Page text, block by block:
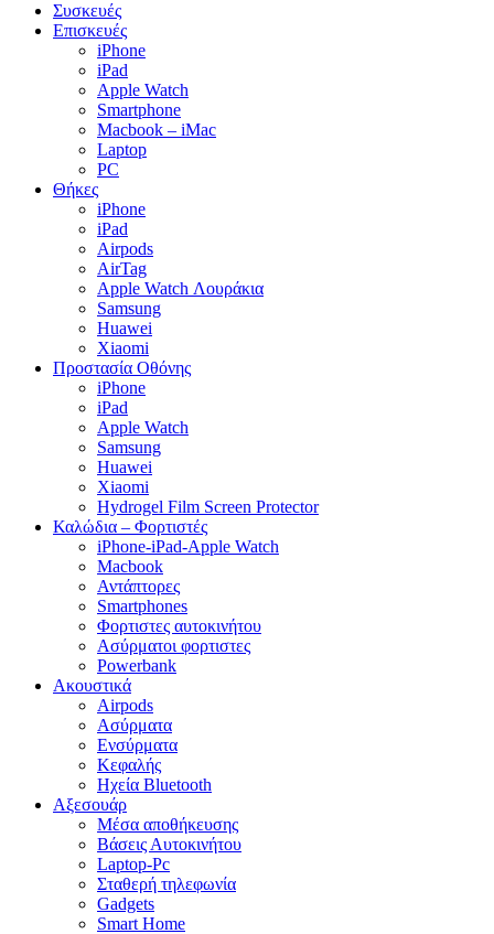
Συσκευές
Επισκευές
iPhone
iPad
Apple Watch
Smartphone
Macbook – iMac
Laptop
PC
Θήκες
iPhone
iPad
Airpods
AirTag
Apple Watch Λουράκια
Samsung
Huawei
Xiaomi
Προστασία Οθόνης
iPhone
iPad
Apple Watch
Samsung
Huawei
Xiaomi
Hydrogel Film Screen Protector
Καλώδια – Φορτιστές
iPhone-iPad-Apple Watch
Macbook
Αντάπτορες
Smartphones
Φορτιστες αυτοκινήτου
Ασύρματοι φορτιστες
Powerbank
Ακουστικά
Airpods
Ασύρματα
Ενσύρματα
Κεφαλής
Ηχεία Bluetooth
Αξεσουάρ
Μέσα αποθήκευσης
Βάσεις Αυτοκινήτου
Laptop-Pc
Σταθερή τηλεφωνία
Gadgets
Smart Home